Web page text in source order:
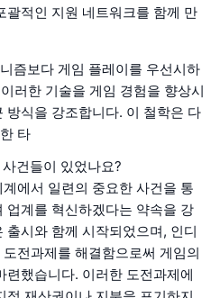
괄적인 지원 네트워크를 함께 만
즘보다 게임 플레이를 우선시하
러한 기술을 게임 경험을 향상시
방식을 강조합니다. 이 철학은 다
타
건들이 있었나요?
에서 일련의 중요한 사건을 통
업계를 혁신하겠다는 약속을 강
시와 함께 시작되었으며, 인디
전과제를 해결함으로써 게임의
했습니다. 이러한 도전과제에